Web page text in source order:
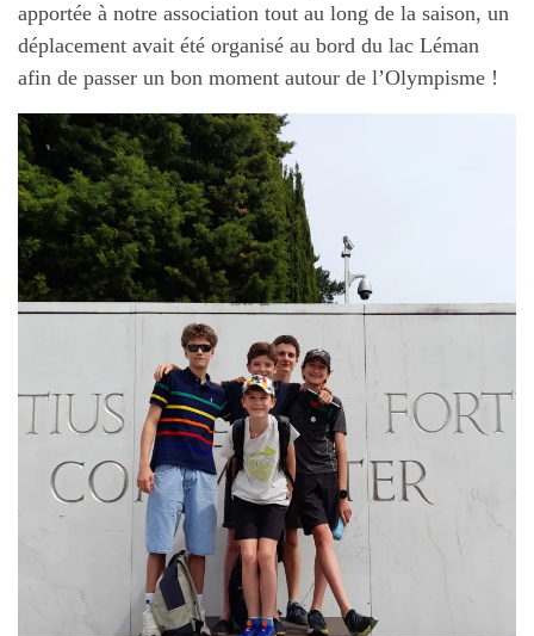
apportée à notre association tout au long de la saison, un
déplacement avait été organisé au bord du lac Léman
afin de passer un bon moment autour de l’Olympisme !